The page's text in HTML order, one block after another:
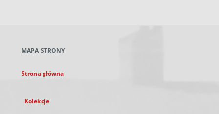
karcie
MAPA STRONY
Strona główna
Kolekcje